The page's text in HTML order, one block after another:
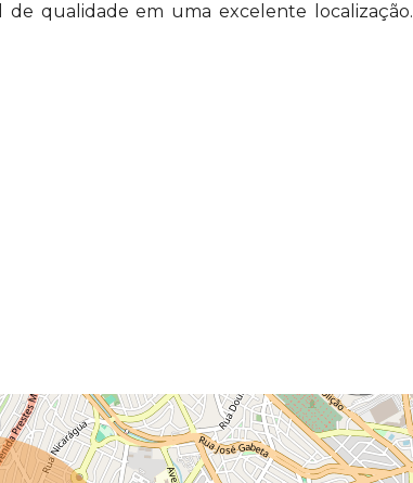
qualidade em uma excelente localização.